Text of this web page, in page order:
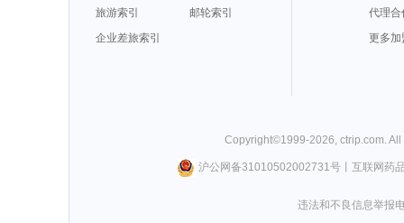
旅游索引
邮轮索引
企业差旅索引
代理合
更多加
Copyright©1999-2026, ctrip.com.
沪公网备31010502002731号丨 互联网药
违法和不良信息举报